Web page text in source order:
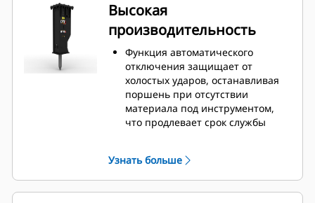
Высокая
производительность
Функция автоматического
отключения защищает от
холостых ударов, останавливая
поршень при отсутствии
материала под инструментом,
что продлевает срок службы
регулировки с выбором высокой
скорости и максимальной
мощности поршня повышает
Узнать больше